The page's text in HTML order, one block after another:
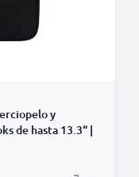
y
de hasta 13.3“ |
Bolsa para